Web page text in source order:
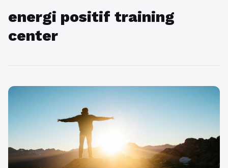
energi positif training
center